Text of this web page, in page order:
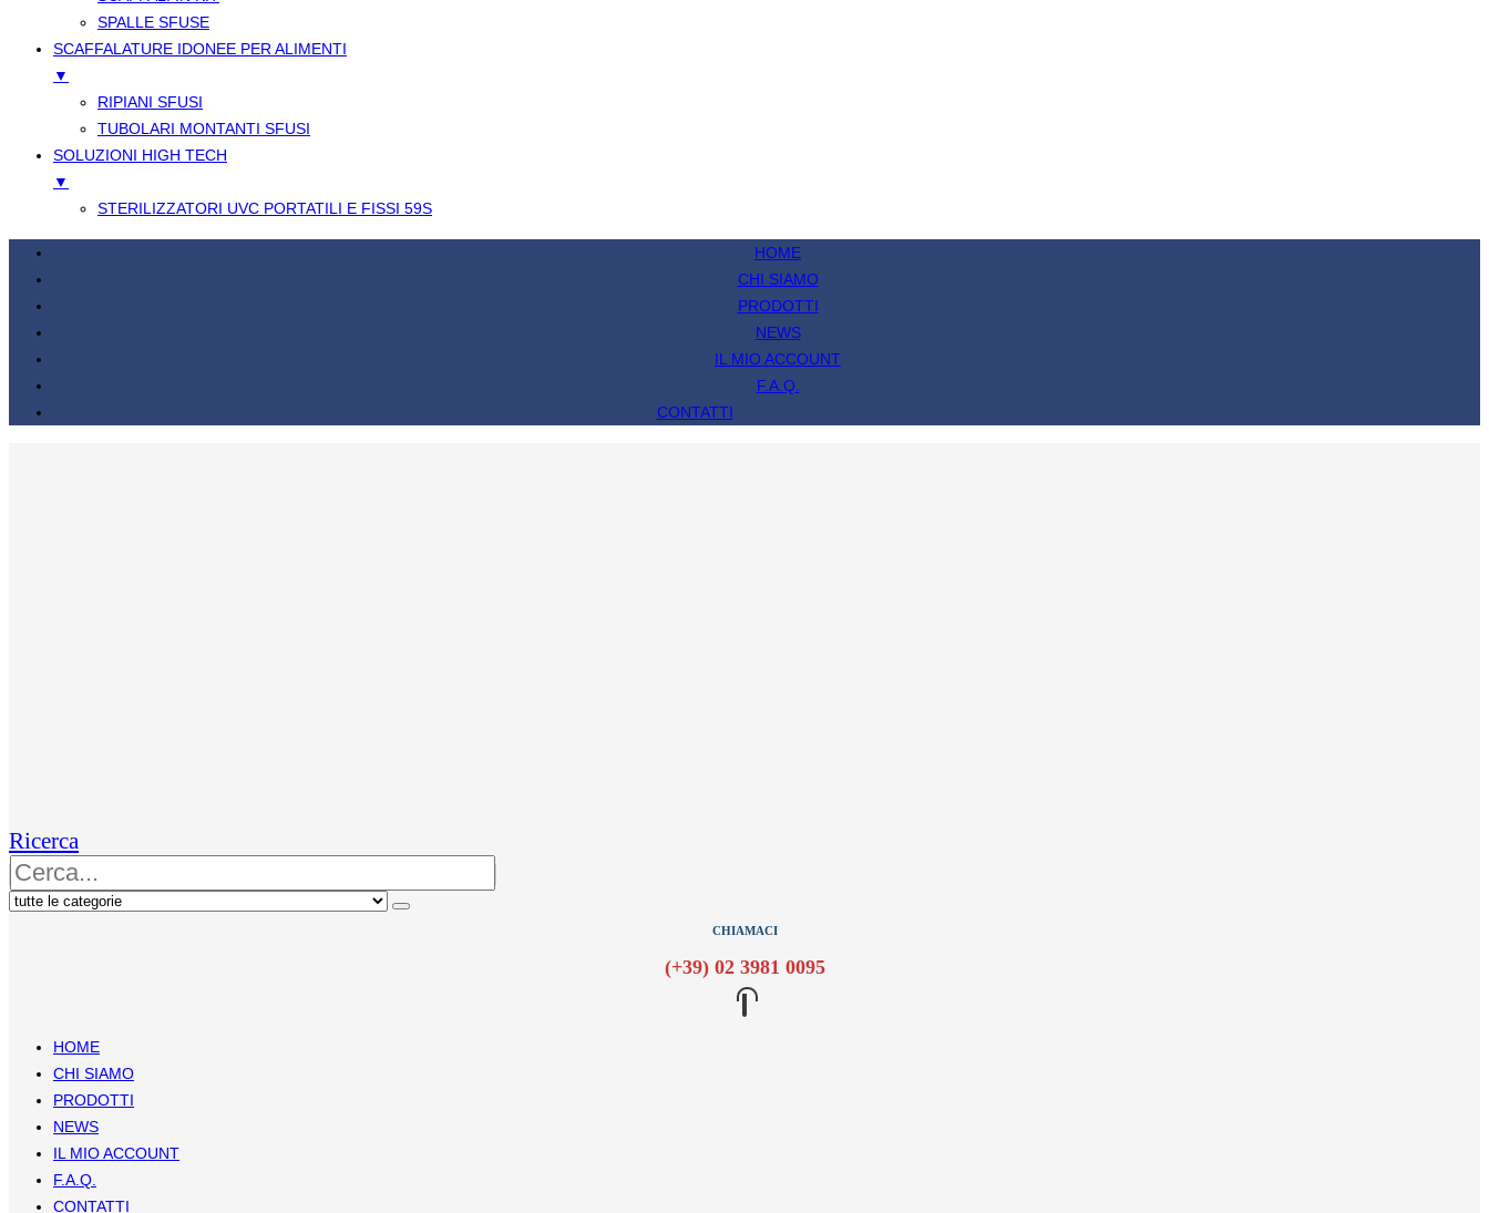
SPALLE SFUSE
SCAFFALATURE IDONEE PER ALIMENTI
▼
RIPIANI SFUSI
TUBOLARI MONTANTI SFUSI
SOLUZIONI HIGH TECH
▼
STERILIZZATORI UVC PORTATILI E FISSI 59S
HOME
CHI SIAMO
PRODOTTI
NEWS
IL MIO ACCOUNT
F.A.Q.
CONTATTI
Ricerca
CHIAMACI
(+39) 02 3981 0095
HOME
CHI SIAMO
PRODOTTI
NEWS
IL MIO ACCOUNT
F.A.Q.
CONTATTI